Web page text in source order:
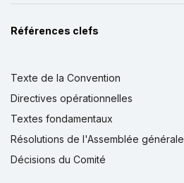
Références clefs
Texte de la Convention
Directives opérationnelles
Textes fondamentaux
Résolutions de l'Assemblée générale
Décisions du Comité